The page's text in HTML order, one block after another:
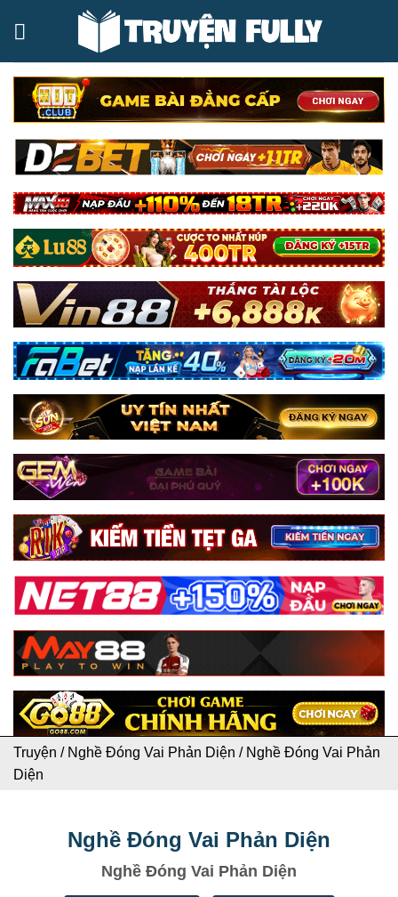
Truyện / Nghề Đóng Vai Phản Diện / Nghề Đóng Vai Phản
Diện
Nghề Đóng Vai Phản Diện
Nghề Đóng Vai Phản Diện